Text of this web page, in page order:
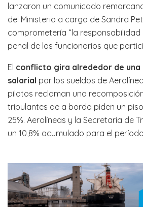
lanzaron un comunicado
del Ministerio a cargo de Sandra
comprometería “la
penal de los funcionarios que
El conflicto gira alrededor de
salarial por los sueldos de
pilotos reclaman una
tripulantes de a bordo piden un
25%. Aerolíneas y la Secretaría de
un 10,8% acumulado para el